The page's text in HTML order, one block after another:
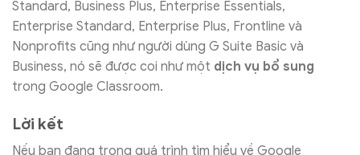
Standard, Business Plus, Enterprise Essentials,
Enterprise Standard, Enterprise Plus, Frontline và
Nonprofits cũng như người dùng G Suite Basic và
Business, nó sẽ được coi như một dịch vụ bổ sung
trong Google Classroom.
Lời kết
Nếu bạn đang trong quá trình tìm hiểu về Google